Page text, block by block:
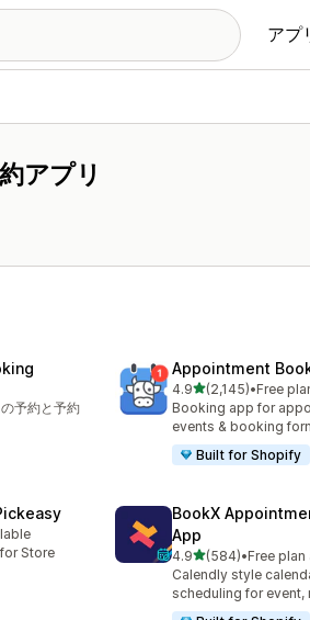
アプ
アプリ
予約と予約
Appointment
4.95つ星中
(2,145)
合計レビュー数：
•Free
Booking app for
events & booking
Built for Shopify
Store
BookX
App
4.95つ星中
(584)
合計レビュー数：584
•Free
Calendly style
scheduling for event,